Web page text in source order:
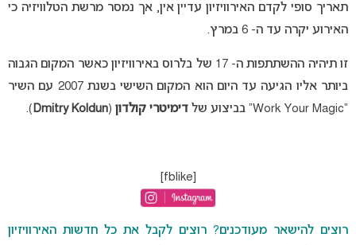
תאריך סופי לקדם האירוויזיון עדיין אין, אך נמסר מרשת הטלוויזיה כי
האירוע יקרה עד ה- 6 במרץ.
זו תיהיה ההשתתפות ה- 17 של בלרוס באירוויזיון כאשר המקום הגבוה
ביותר אליו הגיעה עד היום הוא המקום השישי בשנת 2007 עם השיר
“Work Your Magic” בביצוע של
דימיטרי קולדון (
Dmitry Koldun
).
רוצים להישאר מעודכנים? רוצים לקבל את כל חדשות האירוויזיון